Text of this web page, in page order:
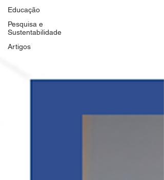
Educação
Pesquisa e
Sustentabilidade
Artigos